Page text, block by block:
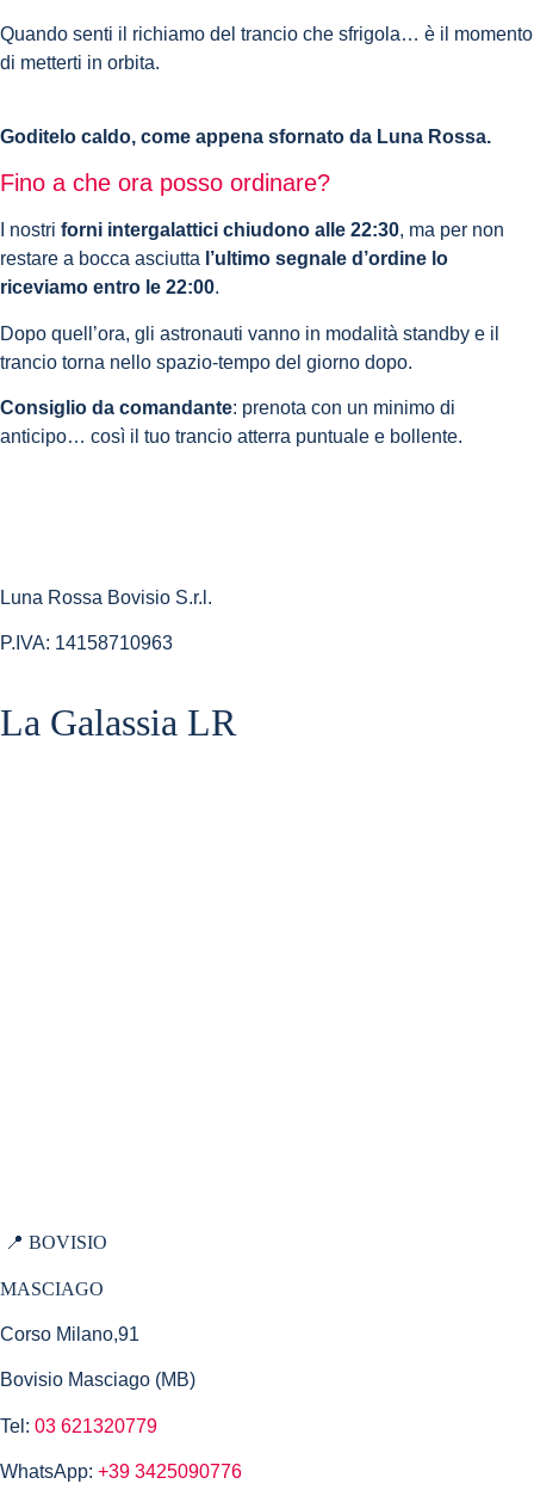
Quando senti il richiamo del trancio che sfrigola… è il momento
di metterti in orbita.
Goditelo caldo, come appena sfornato da Luna Rossa.
Fino a che ora posso ordinare?
I nostri forni intergalattici chiudono alle 22:30, ma per non
restare a bocca asciutta l’ultimo segnale d’ordine lo
riceviamo entro le 22:00.
Dopo quell’ora, gli astronauti vanno in modalità standby e il
trancio torna nello spazio-tempo del giorno dopo.
Consiglio da comandante: prenota con un minimo di
anticipo… così il tuo trancio atterra puntuale e bollente.
Luna Rossa Bovisio S.r.l.
P.IVA: 14158710963
La Galassia LR​
📍 BOVISIO
MASCIAGO
Corso Milano,91
Bovisio Masciago (MB)
Tel: 03 621320779
WhatsApp: +39 3425090776